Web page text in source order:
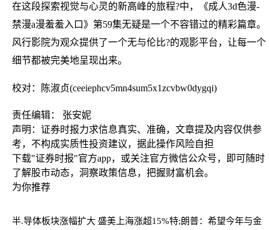
在这段探索视觉与心灵的新高峰的旅程?中，《成人3d色漫-
禁漫a漫羞羞入口》第59集无疑是一个不容错过的精彩篇章。
风行影院为观众提供了一个无与伦比?的观影平台，让每一个
细节都被完美地呈现出来。
校对：陈淑贞(ceeiephcv5mn4sum5x1zcvbw0dygqi)
责任编辑： 张安妮
声明：证券时报力求信息真实、准确，文章提及内容仅供参
考，不构成实质性投资建议，据此操作风险自担
下载"证券时报"官方app，或关注官方微信公众号，即可随时
了解股市动态，洞察政策信息，把握财富机会。
为你推荐
半.导体板块涨幅扩大 盛美上海涨超15%特;朗普：希望今年与金